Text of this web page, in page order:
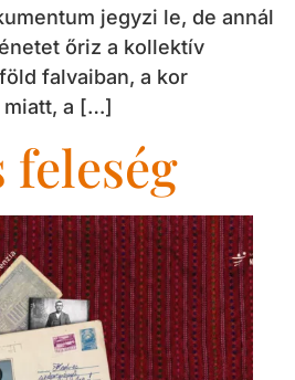
jegyzi le, de annál
őriz a kollektív
falvaiban, a kor
miatt, a […]
feleség